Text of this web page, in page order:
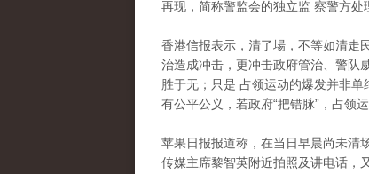
再现，简称警监会的独立监 察警方处
香港信报表示，清了場，不等如清走
治造成冲击，更冲击政府管治、警队
胜于无；只是 占领运动的爆发并非
有公平公义，若政府“把错脉”，占领
苹果日报报道称，在当日早晨尚未清
传媒主席黎智英附近拍照及讲电话，